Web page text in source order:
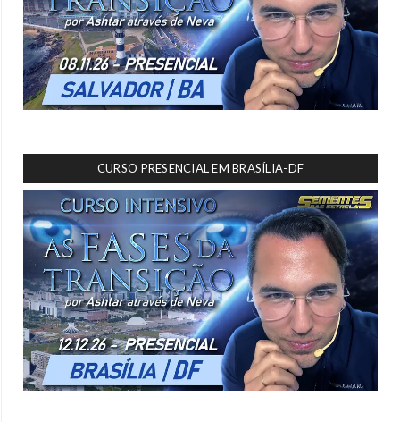
CURSO PRESENCIAL EM BRASÍLIA-DF